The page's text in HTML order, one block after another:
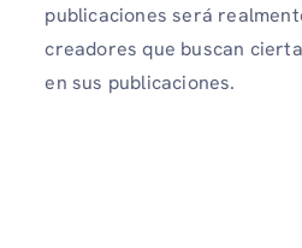
publicaciones será
creadores que buscan
en sus publicaciones.